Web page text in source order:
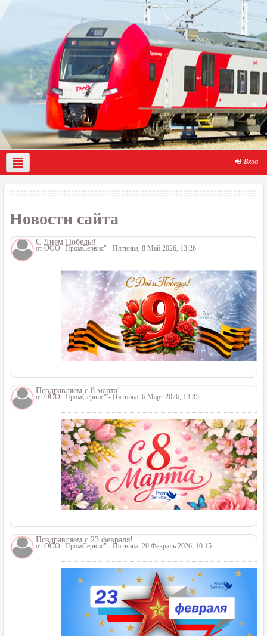
Вход
О нас Демо-доступ Помощь по работе с порталом
Новости сайта
С Днем Победы!
отООО "ПромСервис" - Пятница, 8 Май 2026, 13:26
Поздравляем с 8 марта!
от ООО "ПромСервис"- Пятница, 6 Март 2026, 13:35
Поздравляем с 23 февраля!
от ООО "ПромСервис" - Пятница, 20 Февраль 2026, 10:15